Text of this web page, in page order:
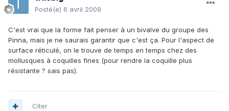
Posté(e) 6 avril 2009
C'est vrai que la forme fait penser à un bivalve du groupe des
Pinna, mais je ne saurais garantir que c'est ça. Pour l'aspect de
surface réticulé, on le trouve de temps en temps chez des
mollusques à coquilles fines (pour rendre la coquille plus
résistante ? sais pas).
Citer